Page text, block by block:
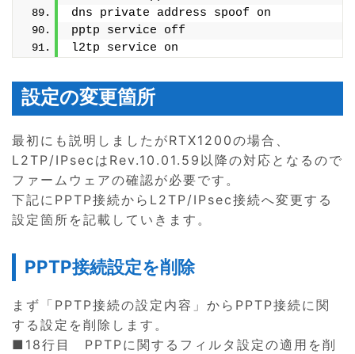
dns private address spoof on
pptp service off
l2tp service on
設定の変更箇所
最初にも説明しましたがRTX1200の場合、
L2TP/IPsecはRev.10.01.59以降の対応となるので
ファームウェアの確認が必要です。
下記にPPTP接続からL2TP/IPsec接続へ変更する
設定箇所を記載していきます。
PPTP接続設定を削除
まず「PPTP接続の設定内容」からPPTP接続に関
する設定を削除します。
■18行目 PPTPに関するフィルタ設定の適用を削